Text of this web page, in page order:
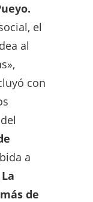
el
al
con
a
de